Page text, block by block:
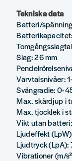
Tekniska data
Batteri/
Slag: 26 mm
Varvtalsnivåer:
Svängradie: 0-
Max. skärdjup i
Max. tjocklek i
Vikt utan
Ljudeffekt
Ljudtryck (LpA):
Vibrationer (m/